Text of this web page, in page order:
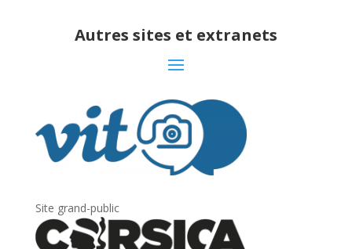
Autres sites et extranets
Site grand-public